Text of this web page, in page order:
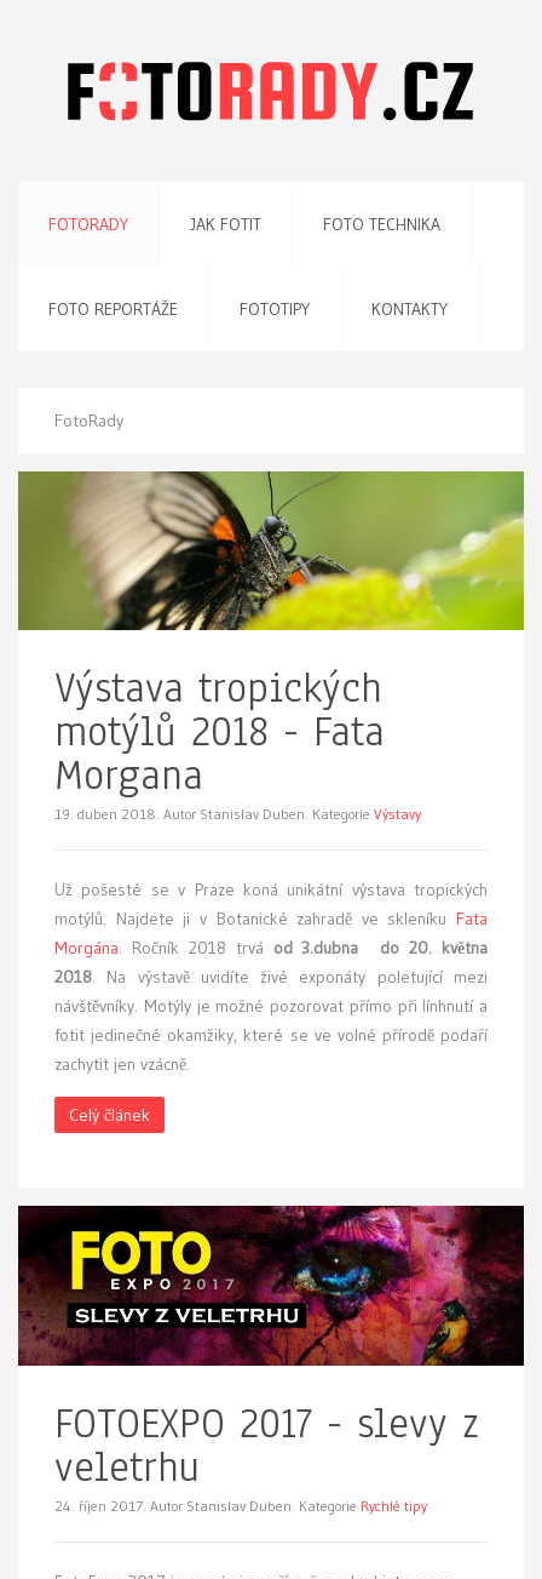
FOTORADY JAK FOTIT FOTO TECHNIKA
FOTO REPORTÁŽE FOTOTIPY KONTAKTY
FotoRady
Výstava tropických
motýlů 2018 - Fata
Morgana
19. duben 2018. Autor Stanislav Duben. Kategorie Výstavy
Už pošesté se v Praze koná unikátní výstava tropických
motýlů. Najdete ji v Botanické zahradě ve skleníku Fata
Morgána. Ročník 2018 trvá od 3.dubna do 20. května
2018. Na výstavě uvidíte živé exponáty poletující mezi
návštěvníky. Motýly je možné pozorovat přímo při línhnutí a
fotit jedinečné okamžiky, které se ve volné přírodě podaří
zachytit jen vzácně.
Celý článek
FOTOEXPO 2017 - slevy z
veletrhu
24. říjen 2017. Autor Stanislav Duben. Kategorie Rychlé tipy